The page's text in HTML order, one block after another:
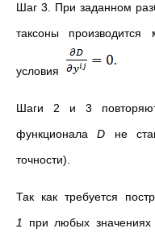
Шаг 3. При заданном
таксоны
условия
Шаги 2 и 3
функционалаD не
точности).
Так как требуется
1 при любых значениях